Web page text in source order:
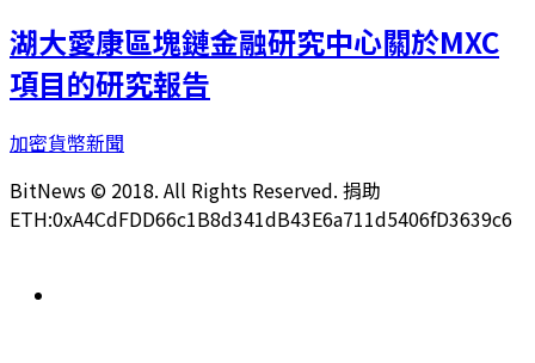
湖大愛康區塊鏈金融研究中心關於MXC
項目的研究報告
加密貨幣新聞
BitNews © 2018. All Rights Reserved. 捐助
ETH:0xA4CdFDD66c1B8d341dB43E6a711d5406fD3639c6